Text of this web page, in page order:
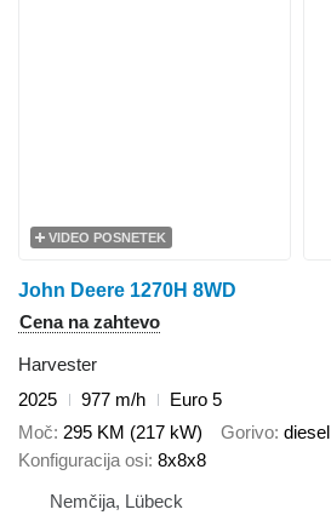
VIDEO POSNETEK
John Deere 1270H 8WD
Cena na zahtevo
Harvester
2025
977 m/h
Euro 5
Moč 295 KM (217 kW) Gorivo diesel
Konfiguracija osi 8x8x8
Nemčija, Lübeck